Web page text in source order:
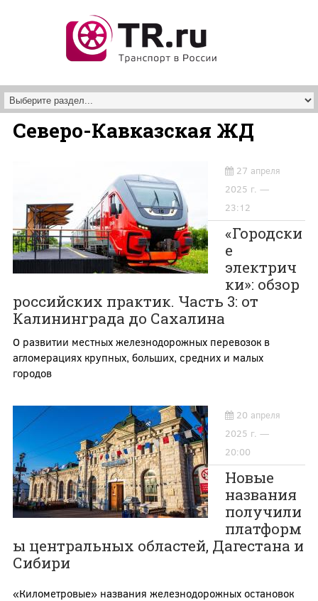
Северо-Кавказская ЖД
27 апреля
2025 г. —
23:12
«Городски
е
электрич
ки»: обзор
российских практик. Часть 3: от
Калининграда до Сахалина
О развитии местных железнодорожных перевозок в
агломерациях крупных, больших, средних и малых
городов
20 апреля
2025 г. —
20:00
Новые
названия
получили
платформ
ы центральных областей, Дагестана и
Сибири
«Километровые» названия железнодорожных остановок